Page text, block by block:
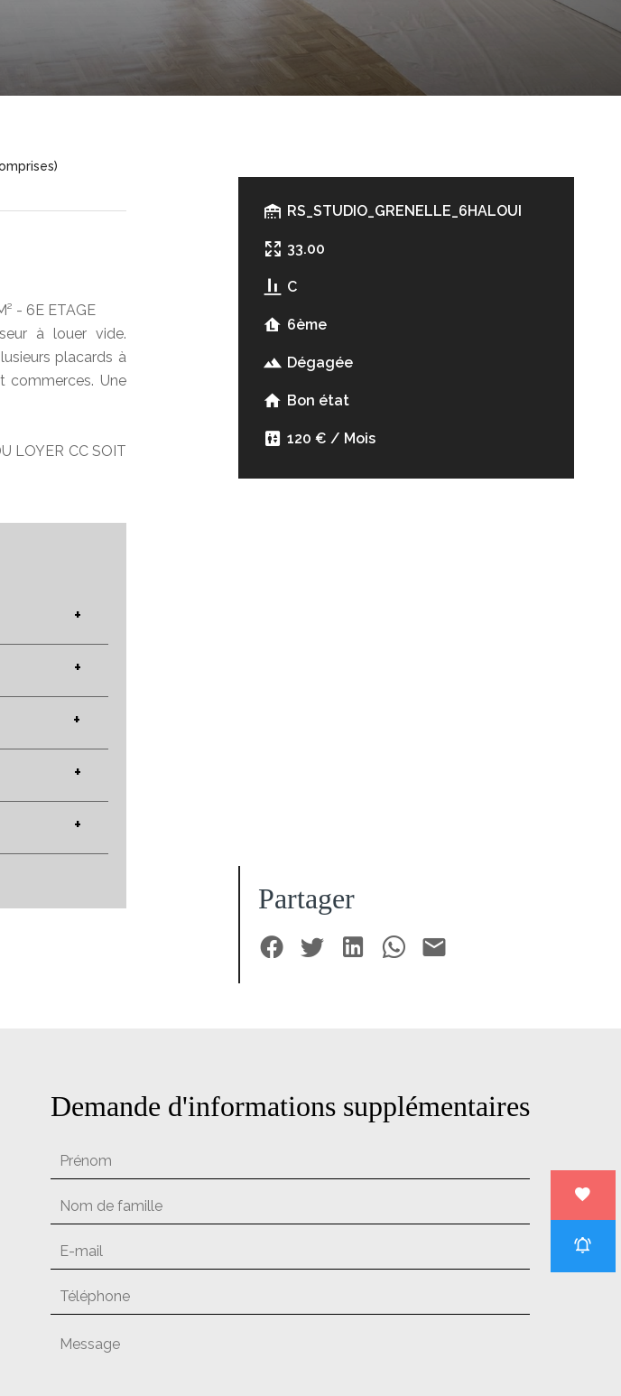
- 6E ETAGE
à louer vide.
placards à
commerces. Une
LOYER CC SOIT
+
+
+
+
+
RS_STUDIO_GRENELLE_6HALOUI
33.00
C
6ème
Dégagée
Bon état
120 € / Mois
Partager
Demande d'informations supplémentaires